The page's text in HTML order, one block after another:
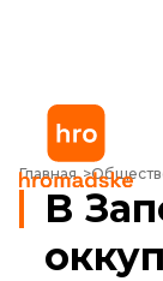
Главная
В Запорожье
В